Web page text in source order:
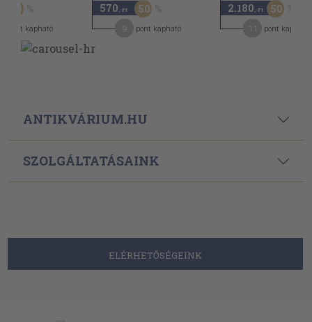
50
pont kapható
570 ,-Ft 50
pont kapható
2.180 ,-Ft 50
pont kapható
ANTIKVÁRIUM.HU
SZOLGÁLTATÁSAINK
ELÉRHETŐSÉGEINK